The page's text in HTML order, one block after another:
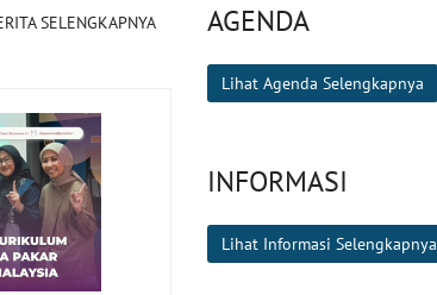
SELENGKAPNYA AGENDA
Lihat Agenda Selengkapnya
INFORMASI
Lihat Informasi Selengkapnya